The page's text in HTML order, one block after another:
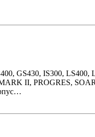
GS430, IS300,
II, PROGRES,